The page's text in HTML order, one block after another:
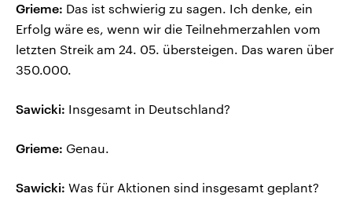
Grieme: Das ist schwierig zu sagen. Ich denke, ein
Erfolg wäre es, wenn wir die Teilnehmerzahlen vom
letzten Streik am 24. 05. übersteigen. Das waren über
350.000.
Sawicki: Insgesamt in Deutschland?
Grieme: Genau.
Sawicki: Was für Aktionen sind insgesamt geplant?